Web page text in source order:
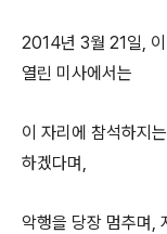
2014년 3월 21일,
열린 미사에서는
이 자리에 참석하지
하겠다며,
악행을 당장 멈추며,